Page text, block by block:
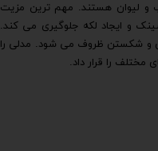
و لیوان هستند. مهم ترین مزیت
و ایجاد لکه جلوگیری می کند.
و شکستن ظروف می شود. مدلی را
مختلف را قرار داد.